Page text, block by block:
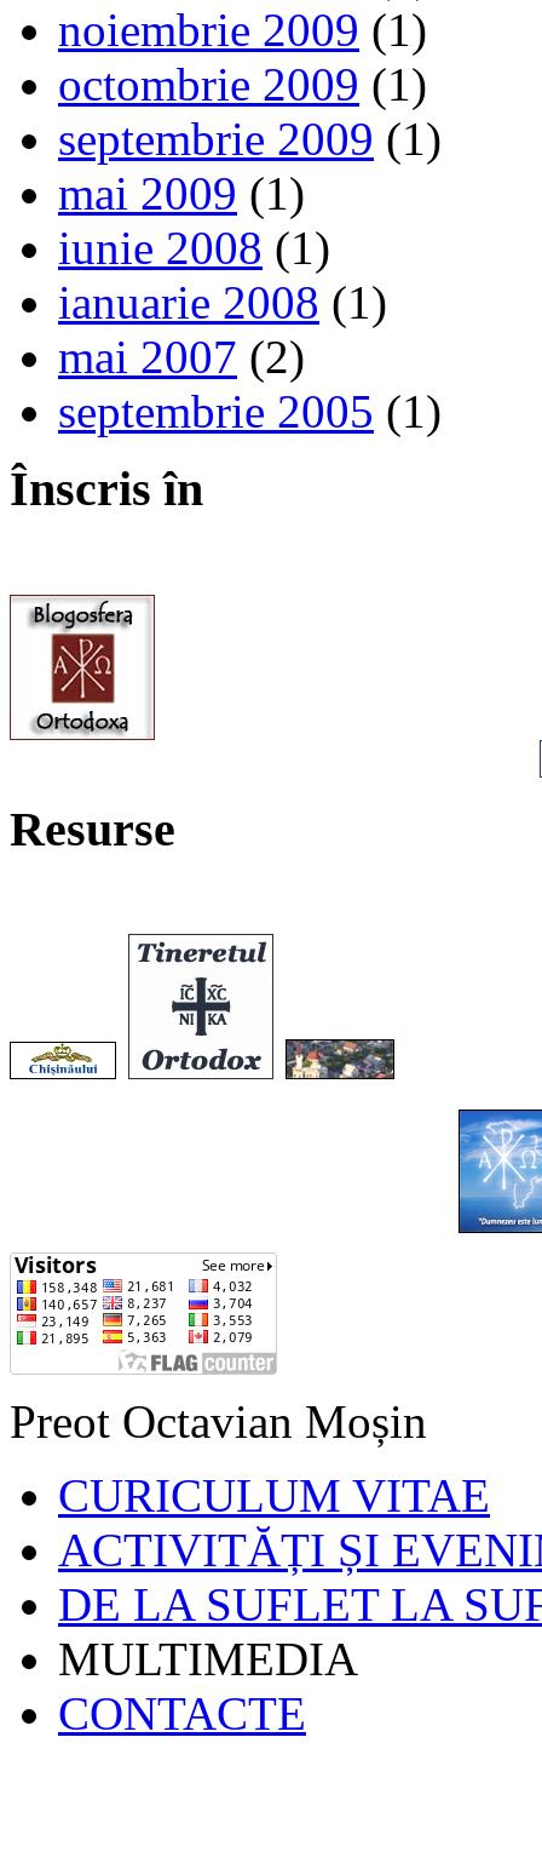
noiembrie 2009 (1)
octombrie 2009 (1)
septembrie 2009 (1)
mai 2009 (1)
iunie 2008 (1)
ianuarie 2008 (1)
mai 2007 (2)
septembrie 2005 (1)
Înscris în
Resurse
Preot Octavian Moșin
CURICULUM VITAE
ACTIVITĂȚI ȘI
DE LA SUFLET LA
MULTIMEDIA
CONTACTE